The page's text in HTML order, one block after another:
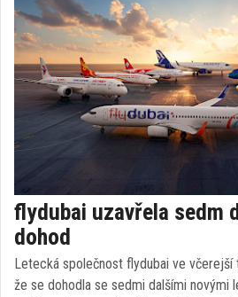
flydubai uzavřela sedm
dohod
Letecká společnost flydubai ve včerejší
že se dohodla se sedmi dalšími novými